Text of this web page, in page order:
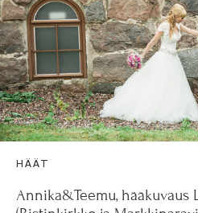
HÄÄT
Annika&Teemu, hääkuvaus